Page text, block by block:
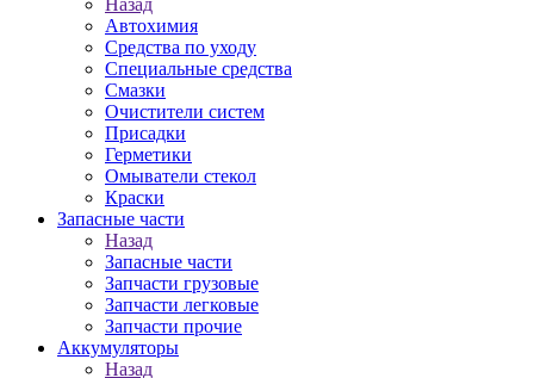
Автохимия
Средства по уходу
Специальные средства
Смазки
Очистители систем
Присадки
Герметики
Омыватели стекол
Краски
Запасные части
Назад
Запасные части
Запчасти грузовые
Запчасти легковые
Запчасти прочие
Аккумуляторы
Назад